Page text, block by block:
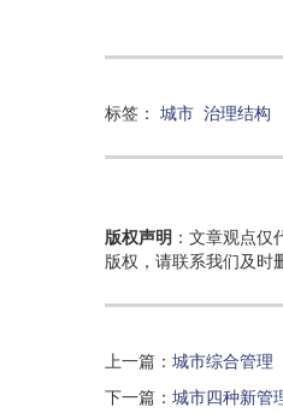
标签： 城市 治理结构
版权声明 ：文章观点
版权，请联系我们及时
上一篇： 城市综合管理
下一篇： 城市四种新管